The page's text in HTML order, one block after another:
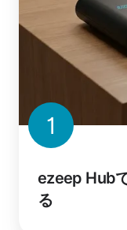
1
ezeep Hub
る